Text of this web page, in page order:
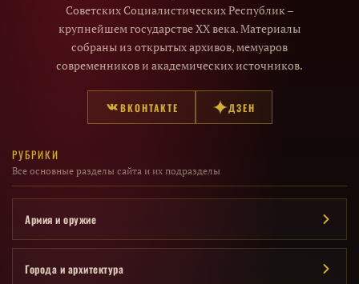
Советских Социалистических Республик –
крупнейшем государстве XX века. Материалы
собраны из открытых архивов, мемуаров
современников и академических источников.
ВКОНТАКТЕ ДЗЕН
РУБРИКИ
Все основные разделы сайта и их подразделы
Армия и оружие
Города и архитектура